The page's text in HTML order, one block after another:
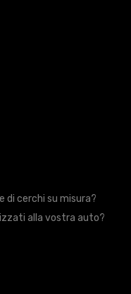
di cerchi su misura?
alla vostra auto?